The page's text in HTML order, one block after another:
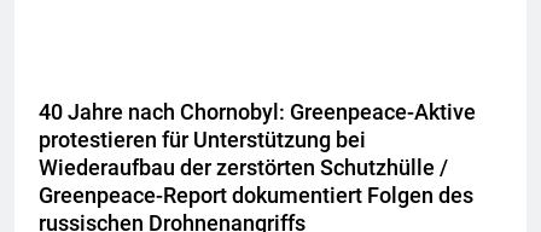
40 Jahre nach Chornobyl: Greenpeace-Aktive
protestieren für Unterstützung bei
Wiederaufbau der zerstörten Schutzhülle /
Greenpeace-Report dokumentiert Folgen des
russischen Drohnenangriffs